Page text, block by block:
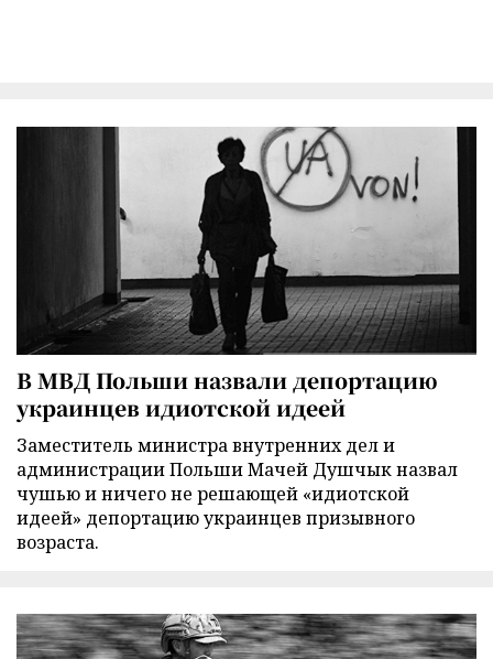
В МВД Польши назвали депортацию
украинцев идиотской идеей
Заместитель министра внутренних дел и
администрации Польши Мачей Душчык назвал
чушью и ничего не решающей «идиотской
идеей» депортацию украинцев призывного
возраста.